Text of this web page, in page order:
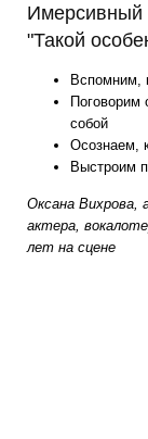
Имерсивный
"Такой
Вспомним,
Поговорим
собой
Осознаем,
Выстроим
Оксана Вихрова,
актера,
лет на сцене